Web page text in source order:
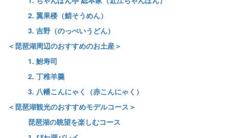
2. 翼果楼（鯖そうめん）
3. 吉野（のっぺいうどん）
＜琵琶湖周辺のおすすめのお土産＞
1. 鮒寿司
2. 丁稚羊羹
3. 八幡こんにゃく（赤こんにゃく）
＜琵琶湖観光のおすすめモデルコース＞
琵琶湖の眺望を楽しむコース